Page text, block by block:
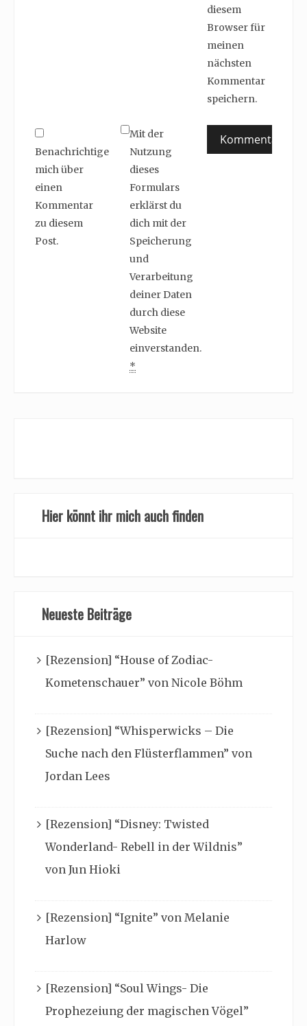
diesem
Browser für
meinen
nächsten
Kommentar
speichern.
Benachrichtige
mich über
einen
Kommentar
zu diesem
Post.
Mit der
Nutzung
dieses
Formulars
erklärst du
dich mit der
Speicherung
und
Verarbeitung
deiner Daten
durch diese
Website
einverstanden.
*
Hier könnt ihr mich auch finden
Neueste Beiträge
[Rezension] “House of Zodiac-
Kometenschauer” von Nicole Böhm
[Rezension] “Whisperwicks – Die
Suche nach den Flüsterflammen” von
Jordan Lees
[Rezension] “Disney: Twisted
Wonderland- Rebell in der Wildnis”
von Jun Hioki
[Rezension] “Ignite” von Melanie
Harlow
[Rezension] “Soul Wings- Die
Prophezeiung der magischen Vögel”